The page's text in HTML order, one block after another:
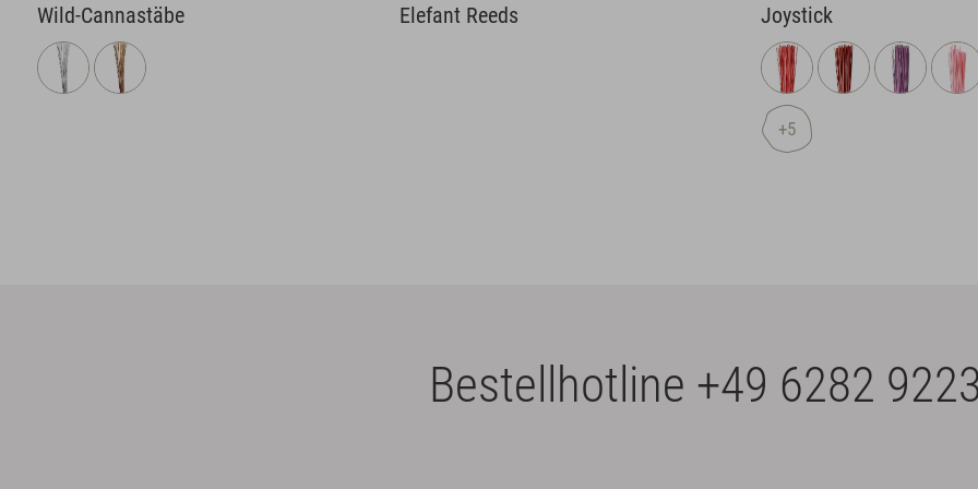
Wild-Cannastäbe Elefant Reeds Joystick
+5
Bestellhotline +49 6282